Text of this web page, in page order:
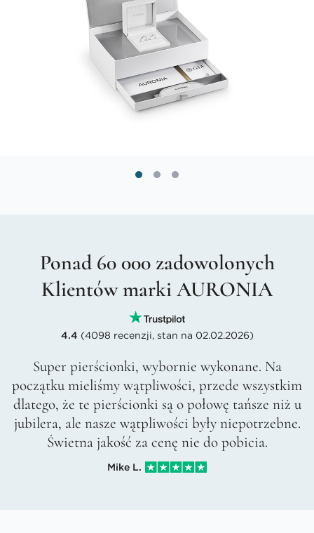
Ponad 60 000 zadowolonych
Klientów marki AURONIA
4.4 (4098 recenzji, stan na 02.02.2026)
Super pierścionki, wybornie wykonane. Na
początku mieliśmy wątpliwości, przede wszystkim
dlatego, że te pierścionki są o połowę tańsze niż u
jubilera, ale nasze wątpliwości były niepotrzebne.
Świetna jakość za cenę nie do pobicia.
Mike L.